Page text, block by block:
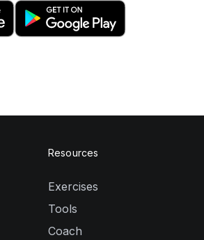
Resources
Exercises
Tools
Coach